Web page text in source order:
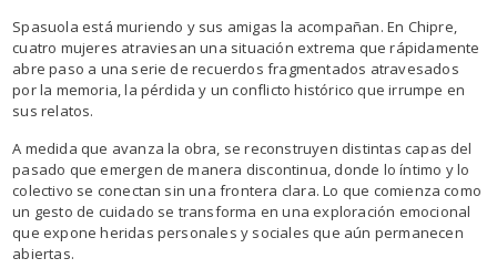
Spasuola está muriendo y sus amigas la acompañan. En Chipre,
cuatro mujeres atraviesan una situación extrema que rápidamente
abre paso a una serie de recuerdos fragmentados atravesados
por la memoria, la pérdida y un conflicto histórico que irrumpe en
sus relatos.
A medida que avanza la obra, se reconstruyen distintas capas del
pasado que emergen de manera discontinua, donde lo íntimo y lo
colectivo se conectan sin una frontera clara. Lo que comienza como
un gesto de cuidado se transforma en una exploración emocional
que expone heridas personales y sociales que aún permanecen
abiertas.